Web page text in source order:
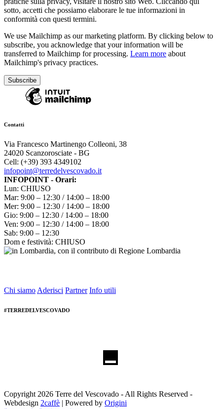
sotto, accetti che possiamo elaborare le tue informazioni in
conformità con questi termini.
We use Mailchimp as our marketing platform. By clicking below to
subscribe, you acknowledge that your information will be
transferred to Mailchimp for processing. Learn more about
Mailchimp's privacy practices.
Contatti
Via Francesco Martinengo Colleoni, 38
24020 Scanzorosciate - BG
Cell: (+39) 393 4349102
infopoint@terredelvescovado.it
INFOPOINT - Orari:
Lun: CHIUSO
Mar: 9:00 – 12:30 / 14:00 – 18:00
Mer: 9:00 – 12:30 / 14:00 – 18:00
Gio: 9:00 – 12:30 / 14:00 – 18:00
Ven: 9:00 – 12:30 / 14:00 – 18:00
Sab: 9:00 – 12:30
Dom e festività: CHIUSO
Chi siamo Aderisci Partner Info utili
#TERREDELVESCOVADO
Copyright 2026 Terre del Vescovado - All Rights Reserved -
Webdesign 2caffè | Powered by Origini